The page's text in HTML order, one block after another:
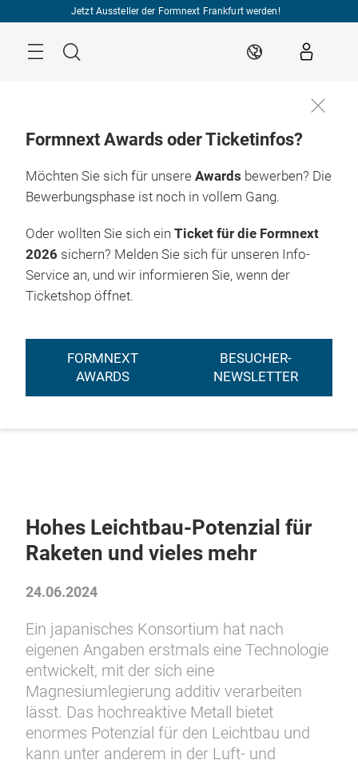
Jetzt Aussteller der Formnext Frankfurt werden!
Suche DE
Formnext Awards oder Ticketinfos?
Möchten Sie sich für unsere Awards bewerben? Die
Bewerbungsphase ist noch in vollem Gang.
Oder wollten Sie sich ein Ticket für die Formnext
2026 sichern? Melden Sie sich für unseren Info-
Service an, und wir informieren Sie, wenn der
Ticketshop öffnet.
FORMNEXT
AWARDS
BESUCHER-
NEWSLETTER
Hohes Leichtbau-Potenzial für
Raketen und vieles mehr
24.06.2024
Ein japanisches Konsortium hat nach
eigenen Angaben erstmals eine Technologie
entwickelt, mit der sich eine
Magnesiumlegierung additiv verarbeiten
lässt. Das hochreaktive Metall bietet
enormes Potenzial für den Leichtbau und
kann unter anderem in der Luft- und